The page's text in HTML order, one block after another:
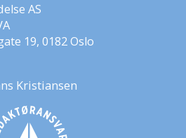
AS
19, 0182 Oslo
Kristiansen